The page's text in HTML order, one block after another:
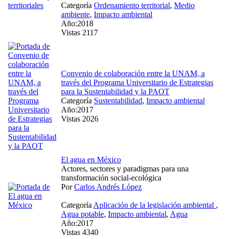
Categoría Ordenamiento territorial, Medio
ambiente, Impacto ambiental
Año:2018
Vistas 2117
Convenio de colaboración entre la UNAM, a
través del Programa Universitario de Estrategias
para la Sustentabilidad y la PAOT
Categoría Sustentabilidad, Impacto ambiental
Año:2017
Vistas 2026
El agua en México
Actores, sectores y paradigmas para una
transformación social-ecológica
PorCarlos Andrés López
Categoría Aplicación de la legislación ambiental ,
Agua potable, Impacto ambiental, Agua
Año:2017
Vistas 4340